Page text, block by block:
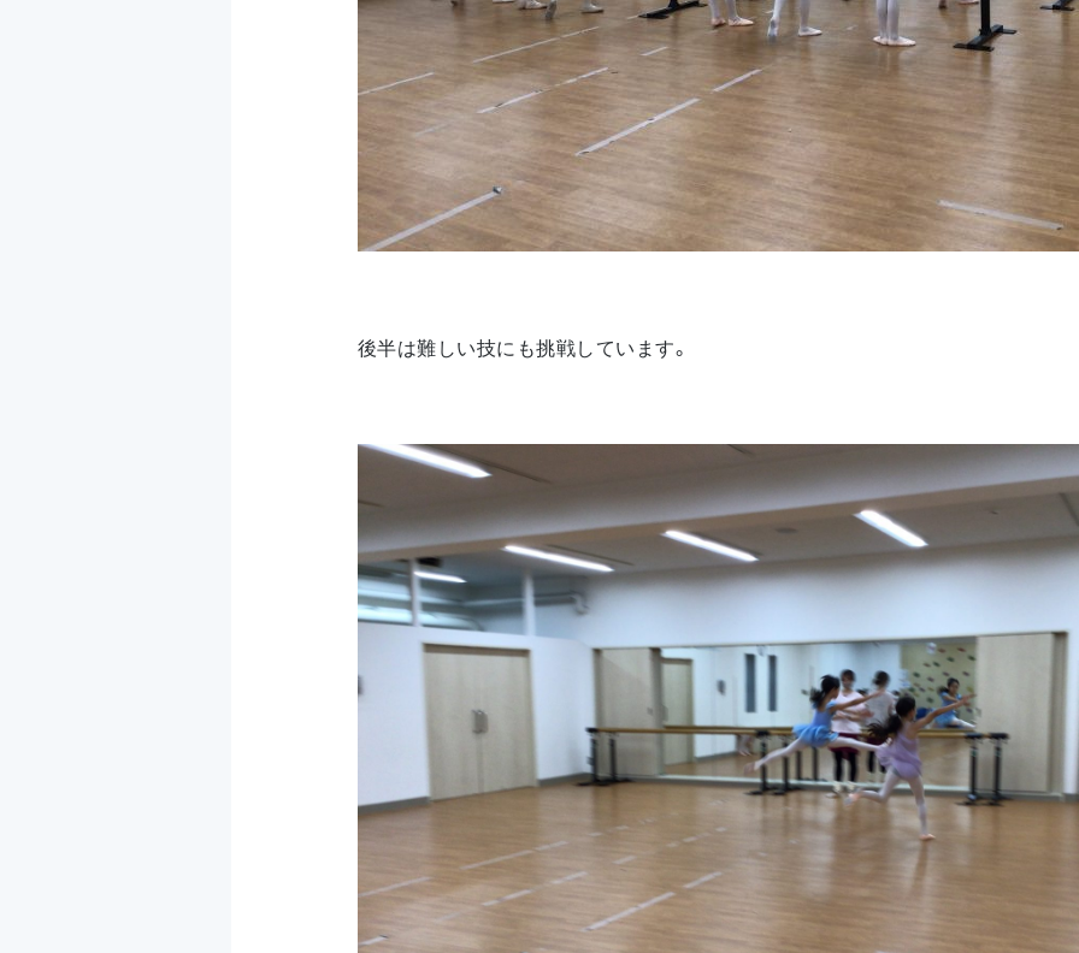
後半は難しい技にも挑戦しています。